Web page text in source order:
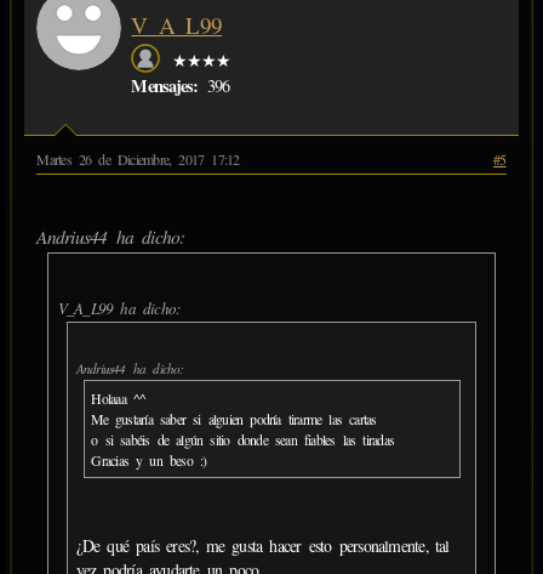
V_A_L99
★★★★
Mensajes: 396
Martes 26 de Diciembre, 2017 17:12 #5
Andrius44 ha dicho:
V_A_L99 ha dicho:
Andrius44 ha dicho:
Holaaa ^^
Me gustaría saber si alguien podría tirarme las cartas
o si sabéis de algún sitio donde sean fiables las tiradas
Gracias y un beso :)
¿De qué país eres?, me gusta hacer esto personalmente, tal